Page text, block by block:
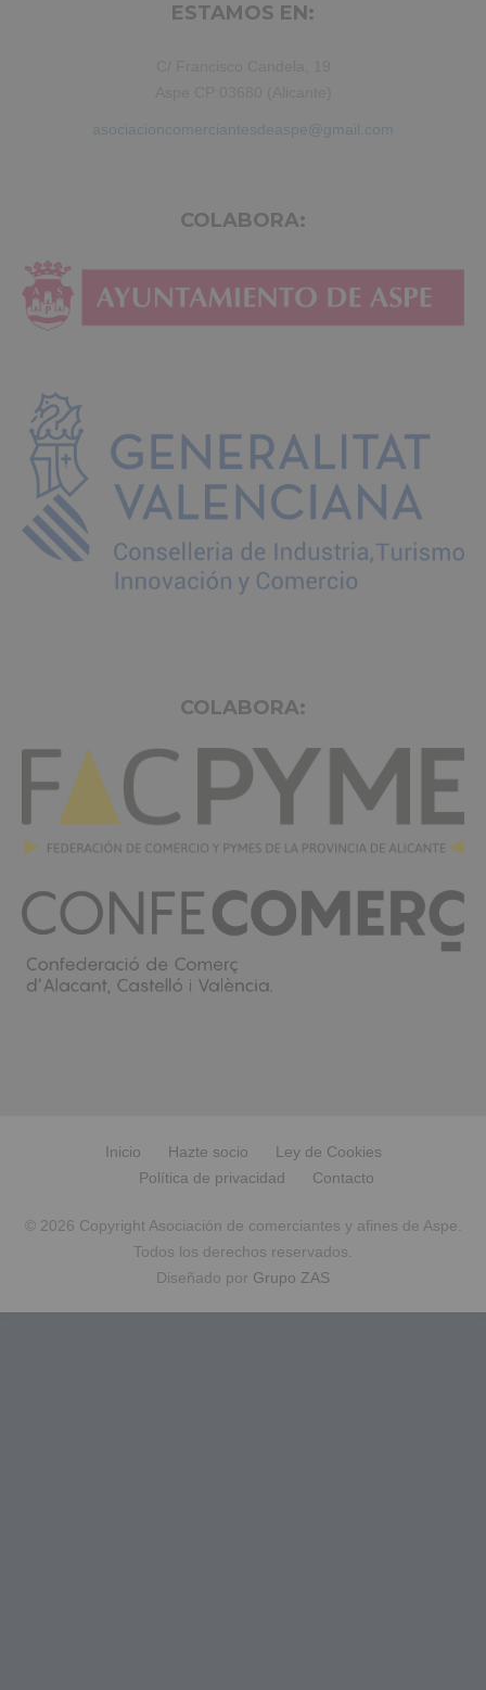
ESTAMOS EN:
asociacioncomerciantesdeaspe@gmail.com
COLABORA:
COLABORA:
Inicio Hazte socio
Ley de Cookies
Política de privacidad
Contacto
© 2026 Copyright Asociación de comerciantes y afines de Aspe.
Todos los derechos reservados.
Diseñado por Grupo ZAS